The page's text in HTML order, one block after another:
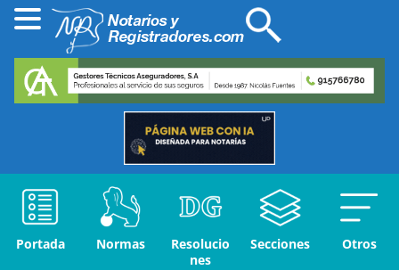
Portada Normas
Resolucio
nes
Secciones Otros